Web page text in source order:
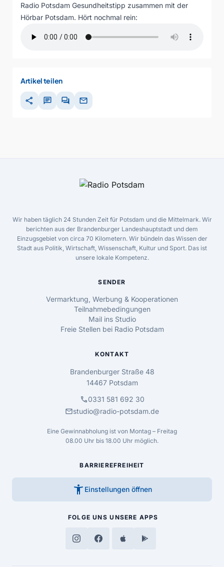
Radio Potsdam Gesundheitstipp zusammen mit der
Hörbar Potsdam. Hört nochmal rein:
Artikel teilen
share chat forum mail
Wir haben täglich 24 Stunden Zeit für Potsdam und die Mittelmark. Wir
berichten aus der Brandenburger Landeshauptstadt und dem
Einzugsgebiet von circa 70 Kilometern. Wir bündeln das Wissen der
Stadt aus Politik, Wirtschaft, Wissenschaft, Kultur und Sport. Das ist
unsere lokale Kompetenz.
SENDER
Vermarktung, Werbung & Kooperationen
Teilnahmebedingungen
Mail ins Studio
Freie Stellen bei Radio Potsdam
KONTAKT
Brandenburger Straße 48
14467 Potsdam
call0331 581 692 30
mailstudio@radio-potsdam.de
Eine Gewinnabholung ist von Montag – Freitag
08.00 Uhr bis 18.00 Uhr möglich.
BARRIEREFREIHEIT
accessibility_new Einstellungen öffnen
FOLGE UNS UNSERE APPS